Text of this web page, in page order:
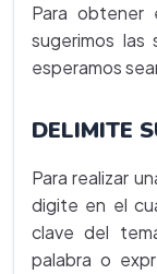
Para obtener
sugerimos las
esperamos
DELIMITE
Para realizar
digite en el
clave del
palabra o